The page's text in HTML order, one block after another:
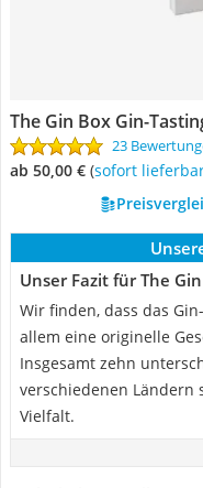
The Gin Box Gin-
23
ab 50,00 € ( Sofort
Unser Fazit für The
Wir finden, dass das
allem eine originelle
Insgesamt zehn
verschiedenen Ländern
Vielfalt.